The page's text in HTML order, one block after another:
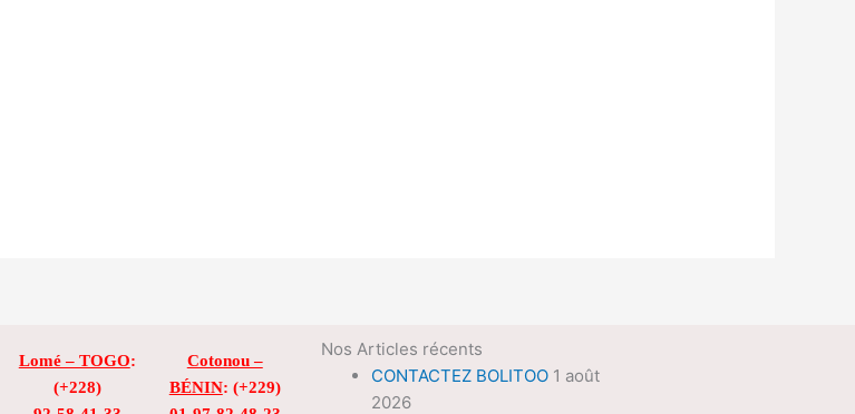
Lomé – TOGO:
(+228)
Cotonou –
BÉNIN: (+229)
Nos Articles récents
CONTACTEZ BOLITOO 1 août
2026